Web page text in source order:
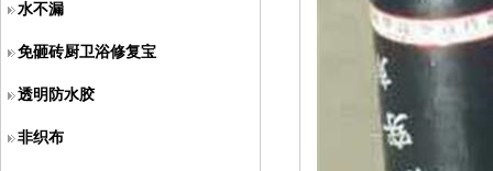
水不漏
免砸砖厨卫浴修复宝
透明防水胶
非织布